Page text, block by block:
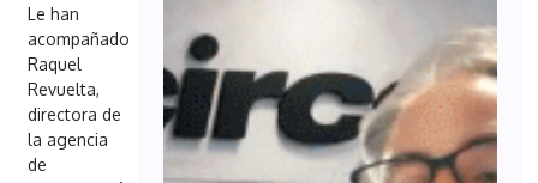
Le han
acompañado
Raquel
Revuelta,
directora de
la agencia
de